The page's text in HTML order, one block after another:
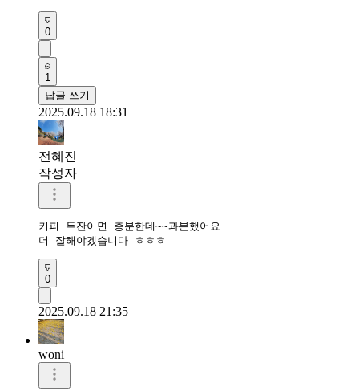
0
1
답글 쓰기
2025.09.18 18:31
전혜진
작성자
커피 두잔이면 충분한데~~과분했어요
더 잘해야겠습니다 ㅎㅎㅎ
0
2025.09.18 21:35
woni